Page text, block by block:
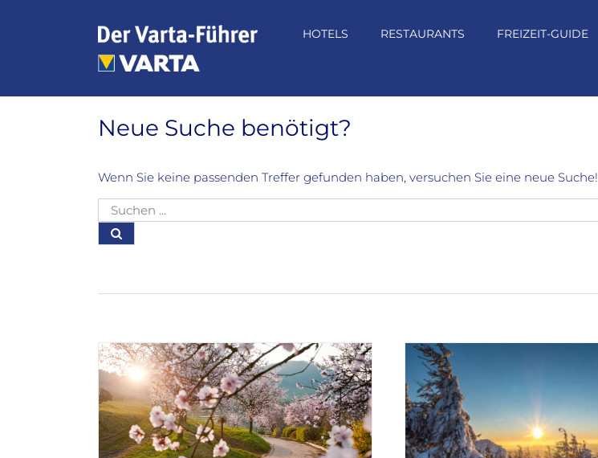
HOTELS RESTAURANTS FREIZEIT-GUIDE
Neue Suche benötigt?
Wenn Sie keine passenden Treffer gefunden haben, versuchen Sie eine neue Suche!
Suche
nach: